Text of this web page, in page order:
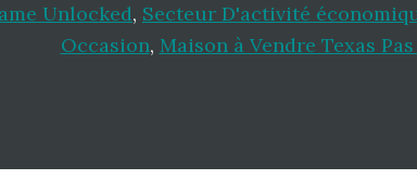
Unlocked, Secteur D'activité
Occasion, Maison à Vendre Texas